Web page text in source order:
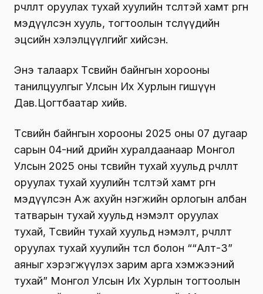
өөрчлөлт оруулах тухай хуулийн төсөлтэй хамт өргөн
мэдүүлсэн хууль, тогтоолын төслүүдийн
эцсийн хэлэлцүүлгийг хийсэн.
Энэ талаарх Төсвийн байнгын хорооны
танилцуулгыг Улсын Их Хурлын гишүүн
Дав.Цогтбаатар хийв.
Төсвийн байнгын хорооны 2025 оны 07 дугаар
сарын 04-ний өдрийн хуралдаанаар Монгол
Улсын 2025 оны төсвийн тухай хуульд өөрчлөлт
оруулах тухай хуулийн төсөлтэй хамт өргөн
мэдүүлсэн Аж ахуйн нэгжийн орлогын албан
татварын тухай хуульд нэмэлт оруулах
тухай, Төсвийн тухай хуульд нэмэлт, өөрчлөлт
оруулах тухай хуулийн төсөл болон ““Алт-3”
аяныг хэрэгжүүлэх зарим арга хэмжээний
тухай” Монгол Улсын Их Хурлын тогтоолын